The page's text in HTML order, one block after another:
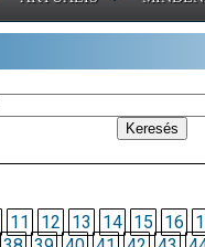
11 12 13 14 15 16